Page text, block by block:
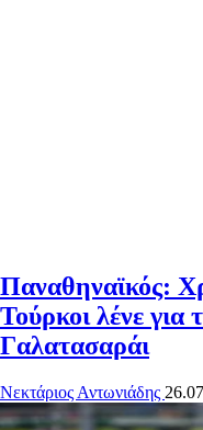
Παναθηναϊκός:
Τούρκοι λένε για
Γαλατασαράι
Νεκτάριος Αντωνιάδης